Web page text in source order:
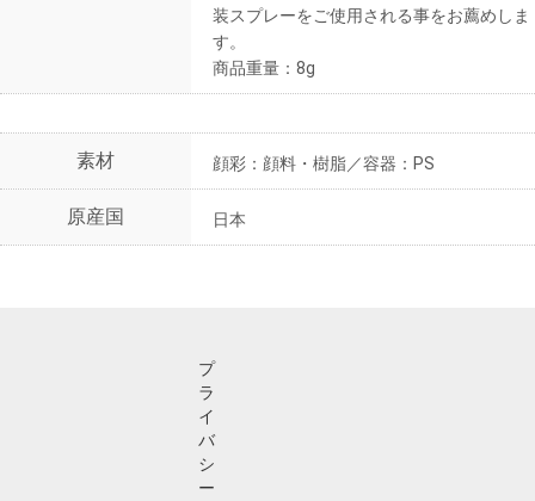
装スプレーをご使用される事をお薦めしま
す。
商品重量：8g
素材 顔彩：顔料・樹脂／容器：PS
原産国 日本
プ
ラ
イ
バ
シ
ー